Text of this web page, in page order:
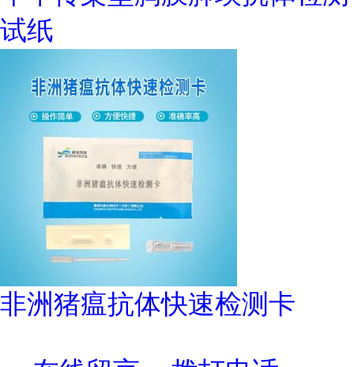
试纸
非洲猪瘟抗体快速检测卡